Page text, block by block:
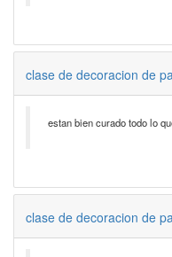
clase de decoracion de
estan bien curado todo lo
clase de decoracion de